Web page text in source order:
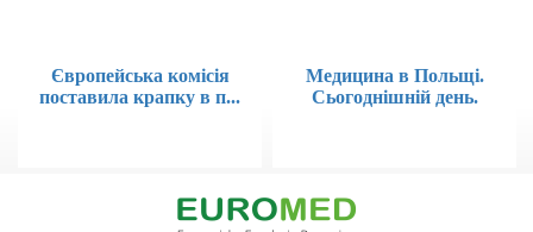
Європейська комісія
поставила крапку в п...
Медицина в Польщі.
Сьогоднішній день.